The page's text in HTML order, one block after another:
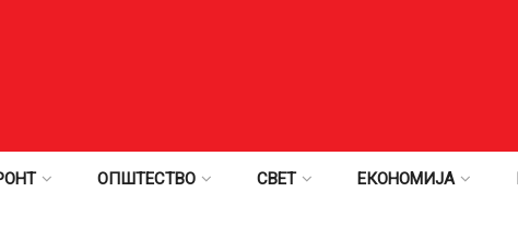
ОПШТЕСТВО СВЕТ ЕКОНОМИЈА